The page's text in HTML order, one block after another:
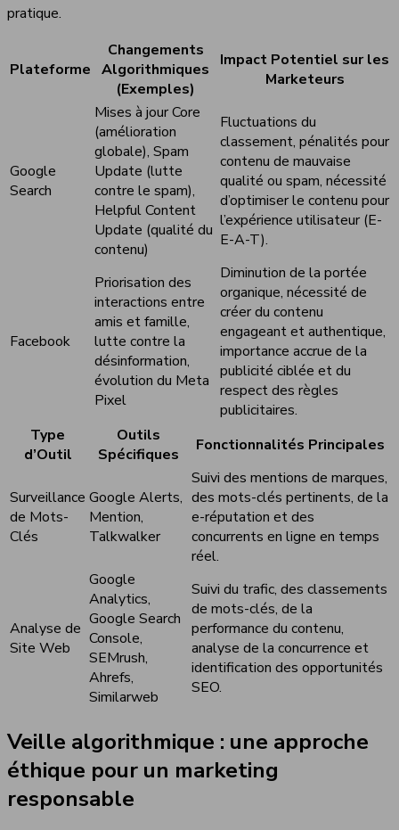
pratique.
Plateforme
Changements
Algorithmiques
(Exemples)
Impact Potentiel sur les
Marketeurs
Google
Search
Mises à jour Core
(amélioration
globale), Spam
Update (lutte
contre le spam),
Helpful Content
Update (qualité du
contenu)
Fluctuations du
classement, pénalités pour
contenu de mauvaise
qualité ou spam, nécessité
d’optimiser le contenu pour
l’expérience utilisateur (E-
E-A-T).
Facebook
Priorisation des
interactions entre
amis et famille,
lutte contre la
désinformation,
évolution du Meta
Pixel
Diminution de la portée
organique, nécessité de
créer du contenu
engageant et authentique,
importance accrue de la
publicité ciblée et du
respect des règles
publicitaires.
Type
d’Outil
Outils
Spécifiques
Fonctionnalités Principales
Surveillance
de Mots-
Clés
Google Alerts,
Mention,
Talkwalker
Suivi des mentions de marques,
des mots-clés pertinents, de la
e-réputation et des
concurrents en ligne en temps
réel.
Analyse de
Site Web
Google
Analytics,
Google Search
Console,
SEMrush,
Ahrefs,
Similarweb
Suivi du trafic, des classements
de mots-clés, de la
performance du contenu,
analyse de la concurrence et
identification des opportunités
SEO.
Veille algorithmique : une approche
éthique pour un marketing
responsable